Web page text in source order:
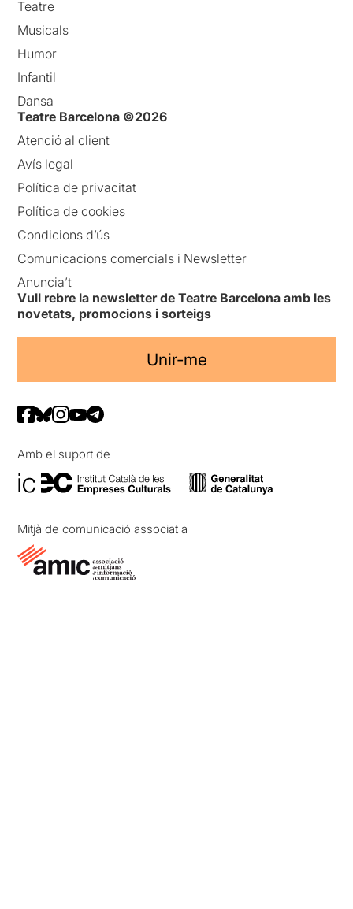
Teatre
Musicals
Humor
Infantil
Dansa
Teatre Barcelona ©2026
Atenció al client
Avís legal
Política de privacitat
Política de cookies
Condicions d’ús
Comunicacions comercials i Newsletter
Anuncia’t
Vull rebre la newsletter de Teatre Barcelona amb les
novetats, promocions i sorteigs
Unir-me
Amb el suport de
Mitjà de comunicació associat a